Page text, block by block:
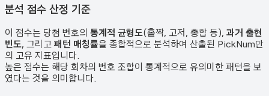
분석 점수 산정 기준
이 점수는 당첨 번호의 통계적 균형도(홀짝, 고저, 총합 등), 과거 출현
빈도, 그리고 패턴 매칭률을 종합적으로 분석하여 산출된 PickNum만
의 고유 지표입니다.
높은 점수는 해당 회차의 번호 조합이 통계적으로 유의미한 패턴을 보
였다는 것을 의미합니다.